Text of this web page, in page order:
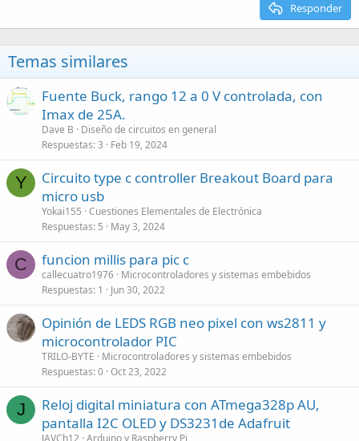
Responder
Temas similares
Fuente Buck, rango 12 a 0 V controlada, con
Imax de 25A.
Dave B
Diseño de circuitos en general
Respuestas 3 Feb 19, 2024
Y
Circuito type c controller Breakout Board para
micro usb
Yokai155 Cuestiones Elementales de Electrónica
Respuestas 5 May 3, 2024
C funcion millis para pic c
callecuatro1976 Microcontroladores y sistemas embebidos
Respuestas 1 Jun 30, 2022
Opinión de LEDS RGB neo pixel con ws2811 y
microcontrolador PIC
TRILO-BYTE
Microcontroladores y sistemas embebidos
Respuestas 0 Oct 23, 2022
J
Reloj digital miniatura con ATmega328p AU,
pantalla I2C OLED y DS3231de Adafruit
JAVCh12 Arduino y Raspberry Pi